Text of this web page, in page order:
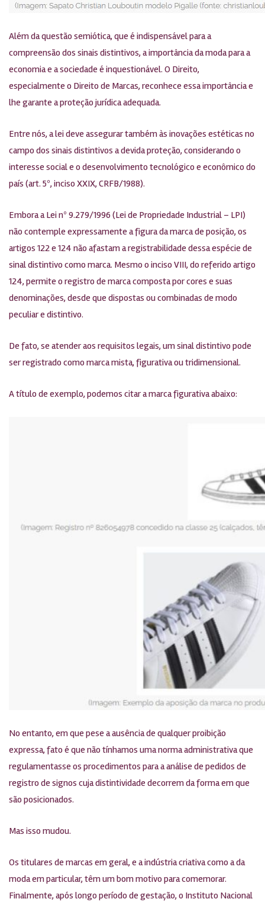
Além da questão semiótica, que é indispensável para a
compreensão dos sinais distintivos, a importância da moda para a
economia e a sociedade é inquestionável. O Direito,
especialmente o Direito de Marcas, reconhece essa importância e
lhe garante a proteção jurídica adequada.
Entre nós, a lei deve assegurar também às inovações estéticas no
campo dos sinais distintivos a devida proteção, considerando o
interesse social e o desenvolvimento tecnológico e econômico do
país (art. 5º, inciso XXIX, CRFB/1988).
Embora a Lei nº 9.279/1996 (Lei de Propriedade Industrial – LPI)
não contemple expressamente a figura da marca de posição, os
artigos 122 e 124 não afastam a registrabilidade dessa espécie de
sinal distintivo como marca. Mesmo o inciso VIII, do referido artigo
124, permite o registro de marca composta por cores e suas
denominações, desde que dispostas ou combinadas de modo
peculiar e distintivo.
De fato, se atender aos requisitos legais, um sinal distintivo pode
ser registrado como marca mista, figurativa ou tridimensional.
A título de exemplo, podemos citar a marca figurativa abaixo:
No entanto, em que pese a ausência de qualquer proibição
expressa, fato é que não tínhamos uma norma administrativa que
regulamentasse os procedimentos para a análise de pedidos de
registro de signos cuja distintividade decorrem da forma em que
são posicionados.
Mas isso mudou.
Os titulares de marcas em geral, e a indústria criativa como a da
moda em particular, têm um bom motivo para comemorar.
Finalmente, após longo período de gestação, o Instituto Nacional